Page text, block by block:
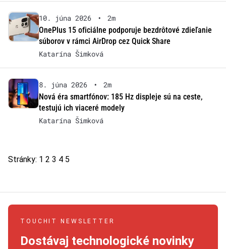
10. júna 2026 •
2m
OnePlus 15 oficiálne podporuje bezdrôtové zdieľanie
súborov v rámci AirDrop cez Quick Share
Katarína Šimková
8. júna 2026 •
2m
Nová éra smartfónov: 185 Hz displeje sú na ceste,
testujú ich viaceré modely
Katarína Šimková
Stránky: 1 2 3 4 5
TOUCHIT NEWSLETTER
Dostávaj technologické novinky